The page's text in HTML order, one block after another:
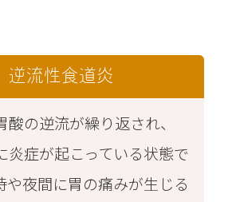
逆流性食道炎
酸の逆流が繰り返され、
炎症が起こっている状態で
や夜間に胃の痛みが生じる